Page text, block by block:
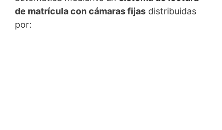
de matrícula con cámaras fijas distribuidas
por: